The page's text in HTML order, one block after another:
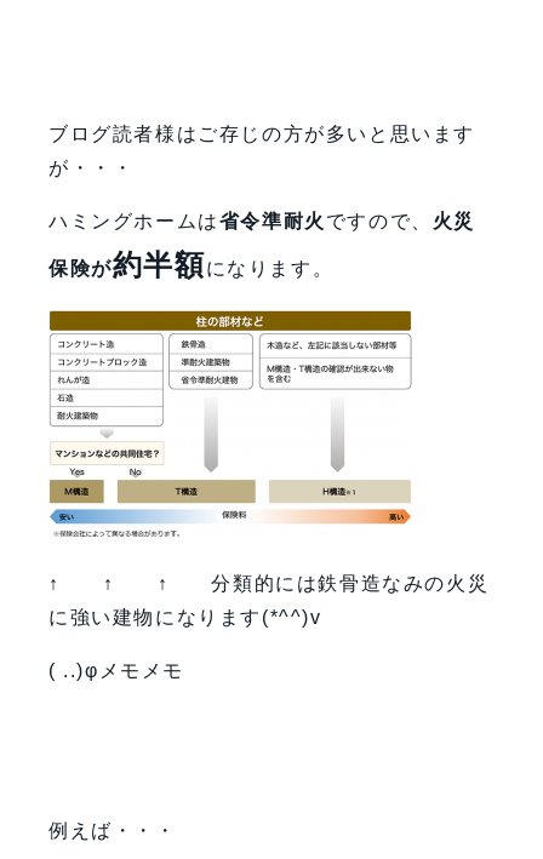
ブログ読者様はご存じの方が多いと思います
が・・・
ハミングホームは省令準耐火 ですので、 火災
保険が約半額になります。
↑ ↑ ↑ 分類的には鉄骨造なみの火災
に強い建物になります(*^^)v
( ..)φメモメモ
例えば・・・